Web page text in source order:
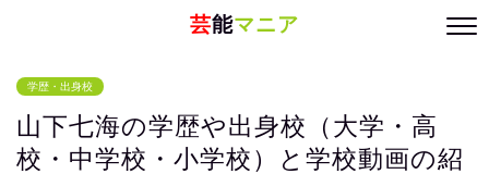
芸能マニア
学歴・出身校
山下七海の学歴や出身校（大学・高
校・中学校・小学校）と学校動画の紹